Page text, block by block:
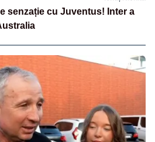
senzație cu Juventus! Inter a